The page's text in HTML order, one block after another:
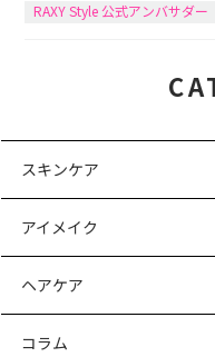
RAXY Style 公式アンバサダー
スキンケア
アイメイク
ヘアケア
コラム